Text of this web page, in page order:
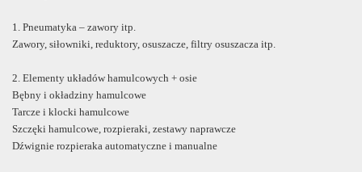
1. Pneumatyka – zawory itp.
Zawory, siłowniki, reduktory, osuszacze, filtry osuszacza itp.
2. Elementy układów hamulcowych + osie
Bębny i okładziny hamulcowe
Tarcze i klocki hamulcowe
Szczęki hamulcowe, rozpieraki, zestawy naprawcze
Dźwignie rozpieraka automatyczne i manualne